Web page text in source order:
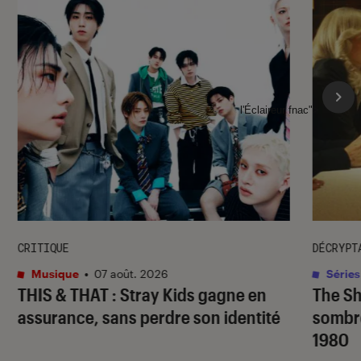
THIS & THAT: Stray Kids gagne en
assurance, sans perdre son identité
CRITIQUE
Musique • 07 août. 2026
The
1980
Séries
l'Éclaireur fnac">